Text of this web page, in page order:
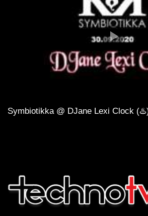
Symbiotikka @ DJane Lexi Clock